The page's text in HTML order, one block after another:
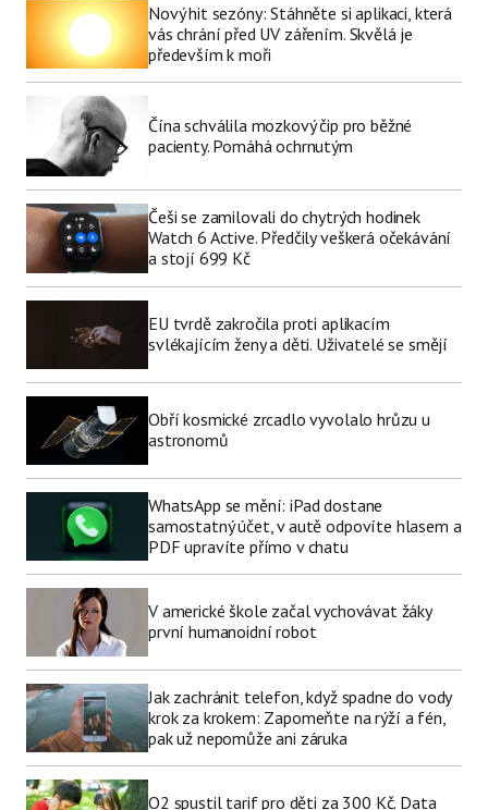
Nový hit sezóny: Stáhněte si aplikaci, která
vás chrání před UV zářením. Skvělá je
především k moři
Čína schválila mozkový čip pro běžné
pacienty. Pomáhá ochrnutým
Češi se zamilovali do chytrých hodinek
Watch 6 Active. Předčily veškerá očekávání
a stojí 699 Kč
EU tvrdě zakročila proti aplikacím
svlékajícím ženy a děti. Uživatelé se smějí
Obří kosmické zrcadlo vyvolalo hrůzu u
astronomů
WhatsApp se mění: iPad dostane
samostatný účet, v autě odpovíte hlasem a
PDF upravíte přímo v chatu
V americké škole začal vychovávat žáky
první humanoidní robot
Jak zachránit telefon, když spadne do vody
krok za krokem: Zapomeňte na rýží a fén,
pak už nepomůže ani záruka
O2 spustil tarif pro děti za 300 Kč. Data